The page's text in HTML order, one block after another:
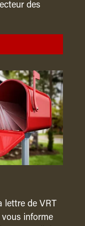
des
de VRT
informe